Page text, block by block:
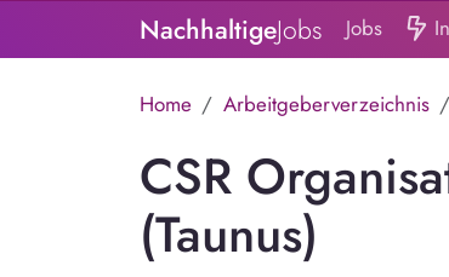
NachhaltigeJobs Jobs
Home Arbeitgeberverzeichnis
CSR
(Taunus)